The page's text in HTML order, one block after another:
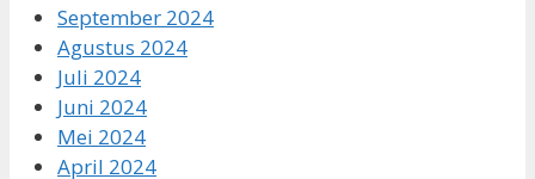
September 2024
Agustus 2024
Juli 2024
Juni 2024
Mei 2024
April 2024